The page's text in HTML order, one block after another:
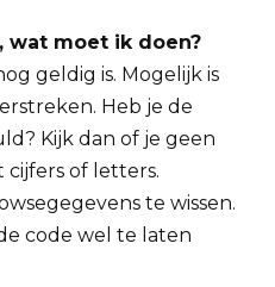
wat moet ik doen?
geldig is. Mogelijk is
Heb je de
Kijk dan of je geen
of letters.
te wissen.
code wel te laten